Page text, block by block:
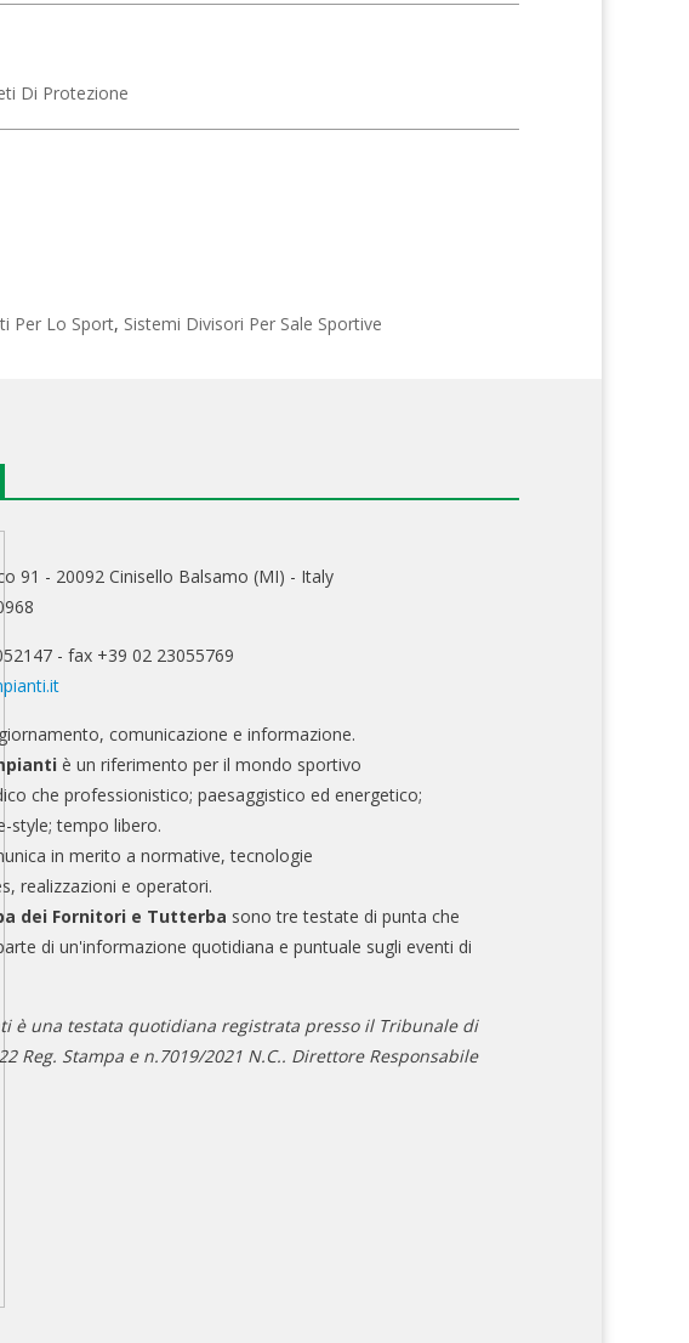
Di Protezione
Per Lo Sport, Sistemi Divisori Per Sale Sportive
91 - 20092 Cinisello Balsamo (MI) - Italy
- fax +39 02 23055769
comunicazione e informazione.
è un riferimento per il mondo sportivo
che professionistico; paesaggistico ed energetico;
style; tempo libero.
in merito a normative, tecnologie
realizzazioni e operatori.
dei Fornitori e Tutterba sono tre testate di punta che
di un'informazione quotidiana e puntuale sugli eventi di
è una testata quotidiana registrata presso il Tribunale di
Reg. Stampa e n.7019/2021 N.C.. Direttore Responsabile